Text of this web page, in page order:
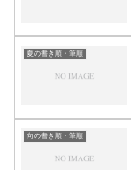
夏の書き順・筆順
向の書き順・筆順